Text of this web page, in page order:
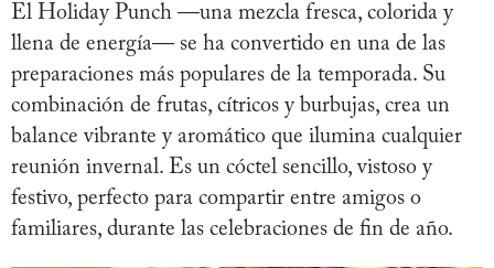
El Holiday Punch —una mezcla fresca, colorida y
llena de energía— se ha convertido en una de las
preparaciones más populares de la temporada. Su
combinación de frutas, cítricos y burbujas, crea un
balance vibrante y aromático que ilumina cualquier
reunión invernal. Es un cóctel sencillo, vistoso y
festivo, perfecto para compartir entre amigos o
familiares, durante las celebraciones de fin de año.